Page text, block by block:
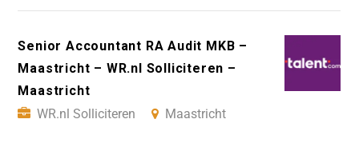
Senior Accountant RA Audit MKB –
Maastricht – WR.nl Solliciteren –
Maastricht
WR.nl Solliciteren
Maastricht